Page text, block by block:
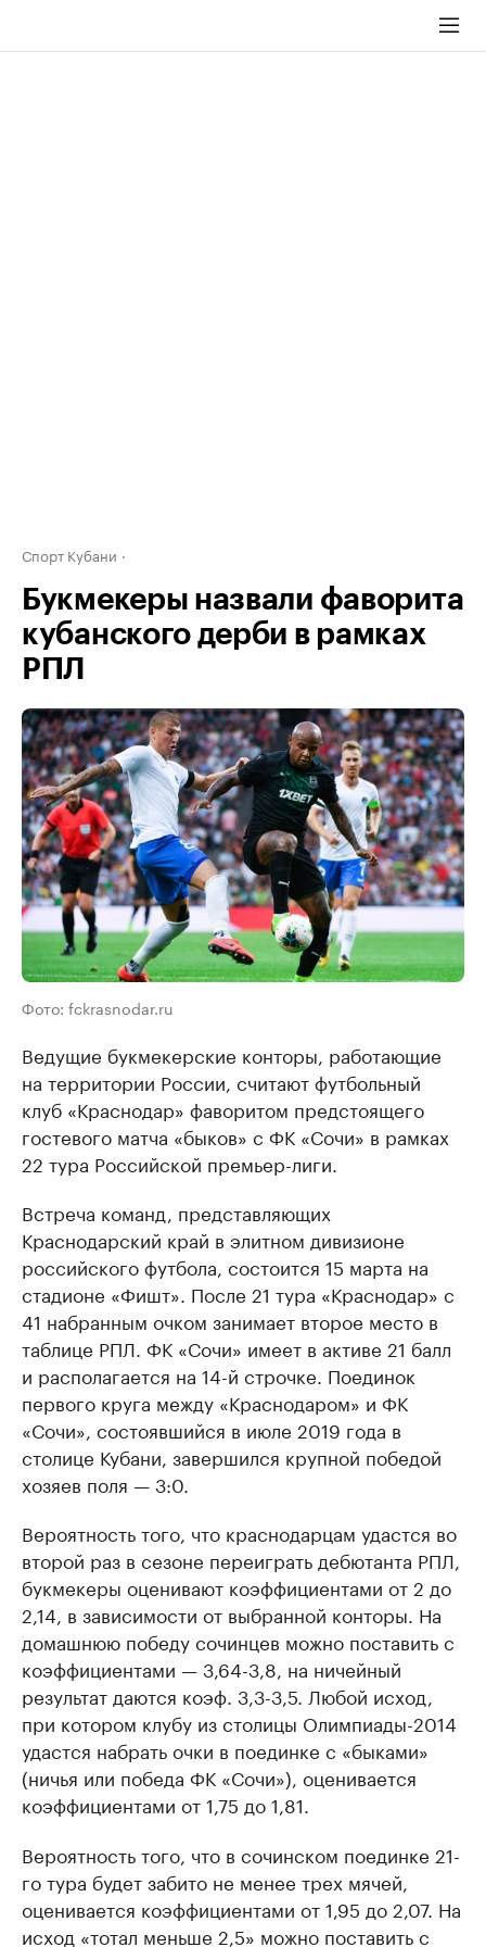
Спорт Кубани
Букмекеры назвали фаворита
кубанского дерби в рамках
РПЛ
Фото: fckrasnodar.ru
Ведущие букмекерские конторы, работающие
на территории России, считают футбольный
клуб «Краснодар» фаворитом предстоящего
гостевого матча «быков» с ФК «Сочи» в рамках
22 тура Российской премьер-лиги.
Встреча команд, представляющих
Краснодарский край в элитном дивизионе
российского футбола, состоится 15 марта на
стадионе «Фишт». После 21 тура «Краснодар» с
41 набранным очком занимает второе место в
таблице РПЛ. ФК «Сочи» имеет в активе 21 балл
и располагается на 14-й строчке. Поединок
первого круга между «Краснодаром» и ФК
«Сочи», состоявшийся в июле 2019 года в
столице Кубани, завершился крупной победой
хозяев поля — 3:0.
Вероятность того, что краснодарцам удастся во
второй раз в сезоне переиграть дебютанта РПЛ,
букмекеры оценивают коэффициентами от 2 до
2,14, в зависимости от выбранной конторы. На
домашнюю победу сочинцев можно поставить с
коэффициентами — 3,64-3,8, на ничейный
результат даются коэф. 3,3-3,5. Любой исход,
при котором клубу из столицы Олимпиады-2014
удастся набрать очки в поединке с «быками»
(ничья или победа ФК «Сочи»), оценивается
коэффициентами от 1,75 до 1,81.
Вероятность того, что в сочинском поединке 21-
го тура будет забито не менее трех мячей,
оценивается коэффициентами от 1,95 до 2,07. На
исход «тотал меньше 2,5» можно поставить с